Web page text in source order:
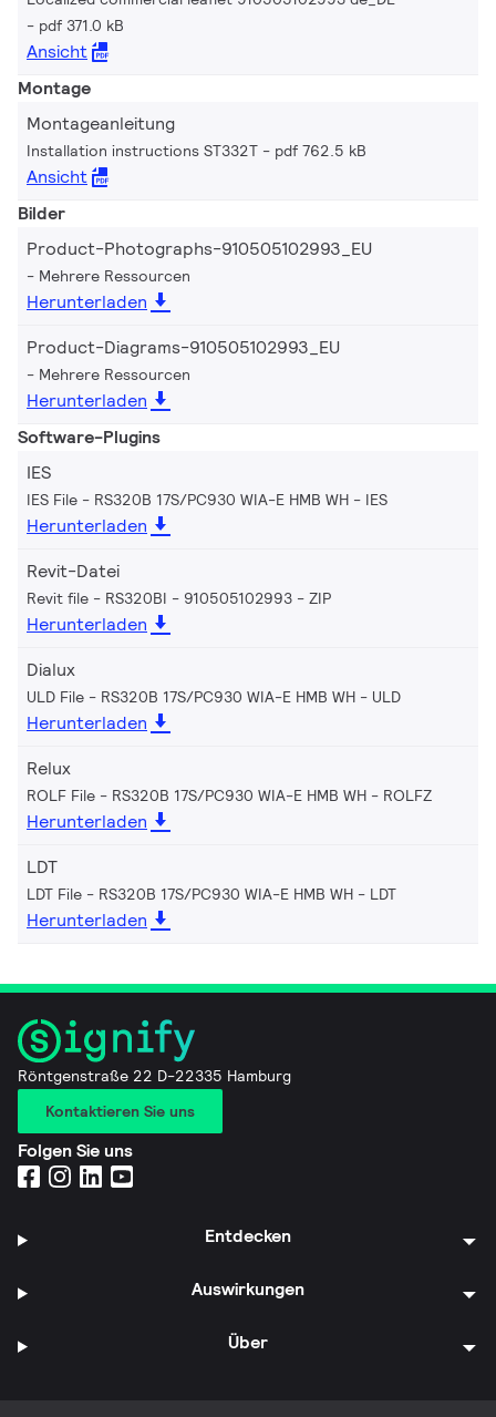
pdf 371.0 kB
Ansicht
Montage
Montageanleitung
Installation instructions ST332T pdf 762.5 kB
Ansicht
Bilder
Product-Photographs-910505102993_EU
Mehrere Ressourcen
Herunterladen
Product-Diagrams-910505102993_EU
Mehrere Ressourcen
Herunterladen
Software-Plugins
IES
IES File - RS320B 17S/PC930 WIA-E HMB WH IES
Herunterladen
Revit-Datei
Revit file - RS320BI - 910505102993 ZIP
Herunterladen
Dialux
ULD File - RS320B 17S/PC930 WIA-E HMB WH ULD
Herunterladen
Relux
ROLF File - RS320B 17S/PC930 WIA-E HMB WH ROLFZ
Herunterladen
LDT
LDT File - RS320B 17S/PC930 WIA-E HMB WH LDT
Herunterladen
Röntgenstraße 22 D-22335 Hamburg
Kontaktieren Sie uns
Folgen Sie uns
Entdecken
Auswirkungen
Über